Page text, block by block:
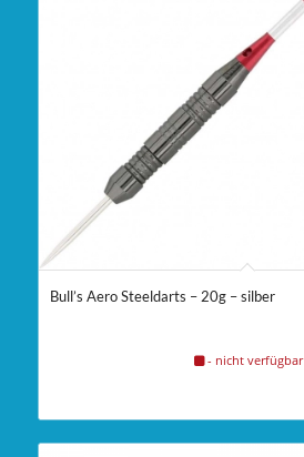
Bull’s Aero Steeldarts – 20g – silber
- nicht verfügbar